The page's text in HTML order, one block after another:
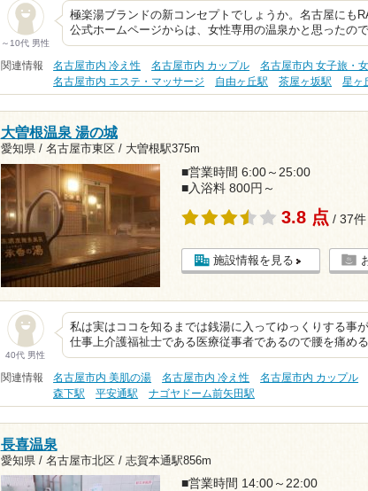
～10代 男性
極楽湯ブランドの新コンセプトでしょうか。名古屋にも
公式ホームページからは、女性専用の温泉かと思ったの
関連情報 名古屋市内 冷え性 名古屋市内 カップル
名古屋市内 女子旅・
名古屋市内 エステ・マッサージ
自由ヶ丘駅 茶屋ヶ坂駅 星ヶ
大曽根温泉 湯の城
愛知県 / 名古屋市東区 / 大曽根駅375m
■営業時間 6:00～25:00
■入浴料 800円～
3.8 点 / 37件
施設情報を見る
40代 男性
私は実はココを知るまでは銭湯に入ってゆっくりする事
仕事上介護福祉士である医療従事者であるので腰を痛め
関連情報 名古屋市内 美肌の湯 名古屋市内 冷え性 名古屋市内 カップル
森下駅
平安通駅 ナゴヤドーム前矢田駅
長喜温泉
愛知県 / 名古屋市北区 / 志賀本通駅856m
■営業時間 14:00～22:00